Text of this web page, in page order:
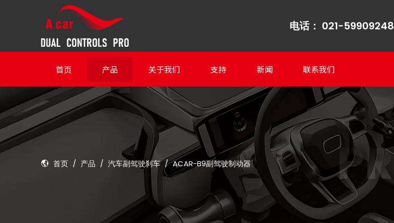
电话： 021-59909248
首页 产品 关于我们 支持 新闻 联系我们
首页 / 产品 / 汽车副驾驶刹车 / ACAR-B9副驾驶制动器